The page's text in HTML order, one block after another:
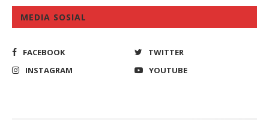
MEDIA SOSIAL
FACEBOOK
TWITTER
INSTAGRAM
YOUTUBE